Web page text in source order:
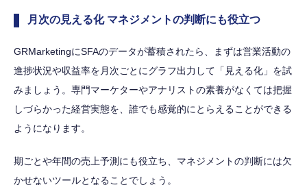
月次の見える化 マネジメントの判断にも役立つ
GRMarketingにSFAのデータが蓄積されたら、まずは営業活動の
進捗状況や収益率を月次ごとにグラフ出力して「見える化」を試
みましょう。専門マーケターやアナリストの素養がなくては把握
しづらかった経営実態を、誰でも感覚的にとらえることができる
ようになります。
期ごとや年間の売上予測にも役立ち、マネジメントの判断には欠
かせないツールとなることでしょう。